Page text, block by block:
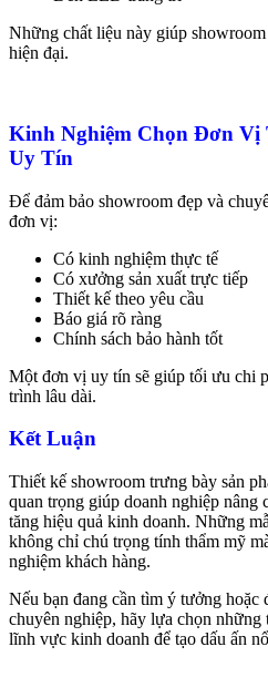
Những chất liệu này giúp
hiện đại.
Kinh Nghiệm Chọn Đơn Vị
Uy Tín
Để đảm bảo showroom đẹp và
đơn vị:
Có kinh nghiệm thực tế
Có xưởng sản xuất trực tiếp
Thiết kế theo yêu cầu
Báo giá rõ ràng
Chính sách bảo hành tốt
Một đơn vị uy tín sẽ giúp tối ưu chi
trình lâu dài.
Kết Luận
Thiết kế showroom trưng bày sản
quan trọng giúp doanh nghiệp nâng
tăng hiệu quả kinh doanh. Những
không chỉ chú trọng tính thẩm mỹ
nghiệm khách hàng.
Nếu bạn đang cần tìm ý tưởng
chuyên nghiệp, hãy lựa chọn
lĩnh vực kinh doanh để tạo dấu ấn